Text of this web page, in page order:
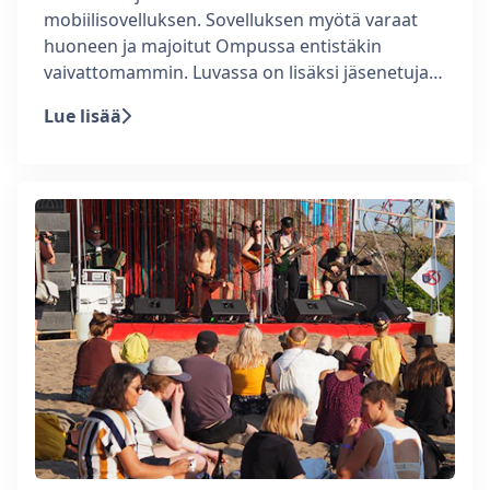
mobiilisovelluksen. Sovelluksen myötä varaat
huoneen ja majoitut Ompussa entistäkin
vaivattomammin. Luvassa on lisäksi jäsenetuja…
Lue lisää